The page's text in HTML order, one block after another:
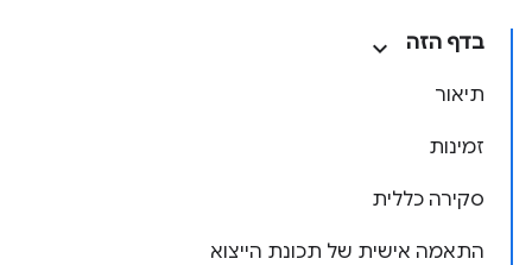
בדף הזה
תיאור
זמינות
סקירה כללית
התאמה אישית של תכונת הייצוא